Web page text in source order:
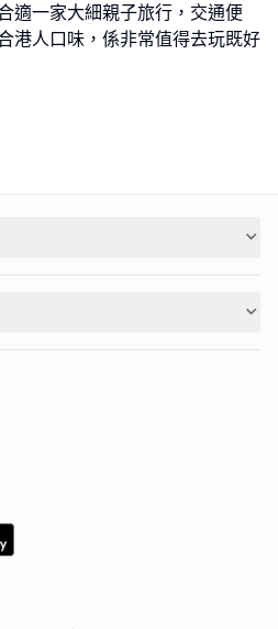
適一家大細親子旅行，交通便
港人口味，係非常值得去玩既好